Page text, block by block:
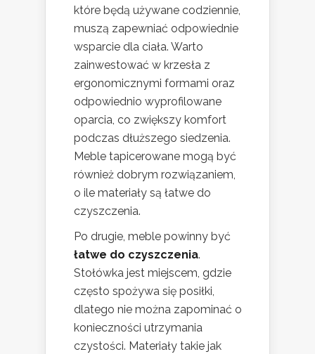
które będą używane codziennie,
muszą zapewniać odpowiednie
wsparcie dla ciała. Warto
zainwestować w krzesła z
ergonomicznymi formami oraz
odpowiednio wyprofilowane
oparcia, co zwiększy komfort
podczas dłuższego siedzenia.
Meble tapicerowane mogą być
również dobrym rozwiązaniem,
o ile materiały są łatwe do
czyszczenia.
Po drugie, meble powinny być
łatwe do czyszczenia.
Stołówka jest miejscem, gdzie
często spożywa się posiłki,
dlatego nie można zapominać o
konieczności utrzymania
czystości. Materiały takie jak